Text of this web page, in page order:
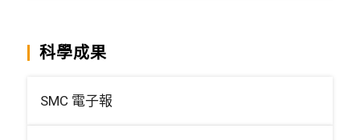
科學成果
SMC 電子報